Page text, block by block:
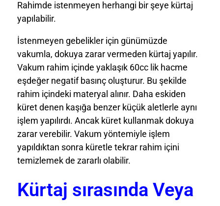
Rahimde istenmeyen herhangi bir şeye kürtaj
yapılabilir.
İstenmeyen gebelikler için günümüzde
vakumla, dokuya zarar vermeden kürtaj yapılır.
Vakum rahim içinde yaklaşık 60cc lik hacme
eşdeğer negatif basınç oluşturur. Bu şekilde
rahim içindeki materyal alınır. Daha eskiden
küret denen kaşığa benzer küçük aletlerle aynı
işlem yapılırdı. Ancak küret kullanmak dokuya
zarar verebilir. Vakum yöntemiyle işlem
yapıldıktan sonra küretle tekrar rahim içini
temizlemek de zararlı olabilir.
Kürtaj sırasında Veya